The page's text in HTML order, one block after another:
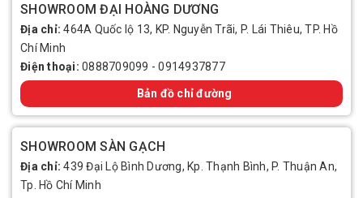
SHOWROOM ĐẠI HOÀNG DƯƠNG
Địa chỉ:464A Quốc lộ 13, KP. Nguyễn Trãi, P. Lái Thiêu, TP. Hồ
Chí Minh
Điện thoại: 0888709099 -0914937877
Bản đồ chỉ đường
SHOWROOM SÀN GẠCH
Địa chỉ:439 Đại Lộ Bình Dương, Kp. Thạnh Bình, P. Thuận An,
Tp. Hồ Chí Minh